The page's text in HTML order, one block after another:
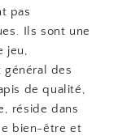
pas
Ils sont une
jeu,
général des
de qualité,
réside dans
bien-être et